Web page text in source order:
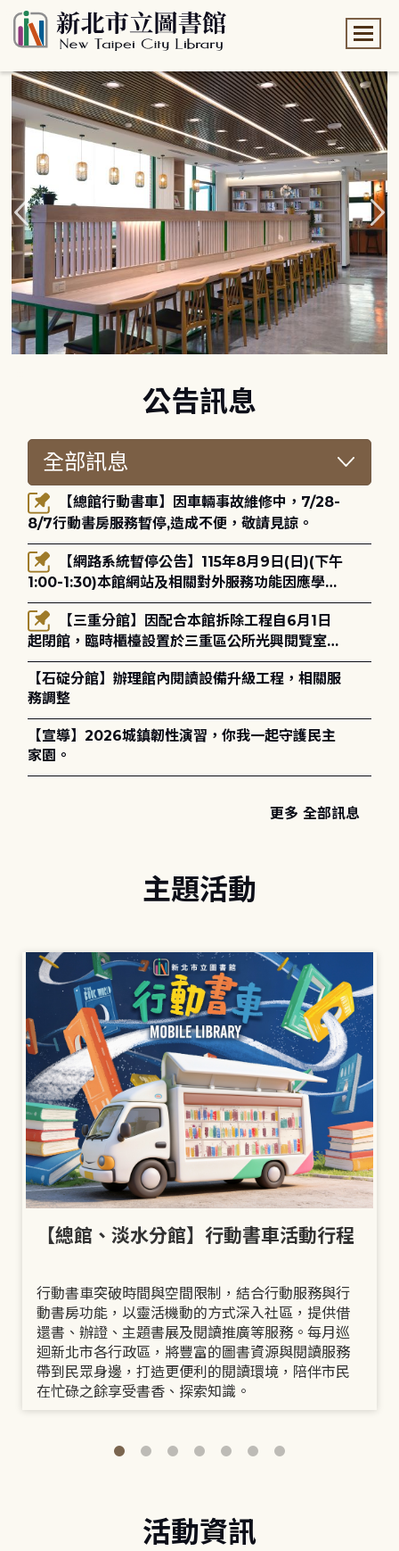
公告訊息
8/7行動書房服務暫停,造成不便，敬請見諒。
1:00-1:30)本館網站及相關對外服務功能因應學術
網路升級更新將暫停服務。
起閉館，臨時櫃檯設置於三重區公所光興閱覽室，
造成不便，敬請見諒。
【石碇分館】辦理館內閱讀設備升級工程，相關服
務調整
【宣導】2026城鎮韌性演習，你我一起守護民主
家園。
更多 全部訊息
主題活動
【總館、淡水分館】行動書車活動行程
行動書車突破時間與空間限制，結合行動服務與行
動書房功能，以靈活機動的方式深入社區，提供借
還書、辦證、主題書展及閱讀推廣等服務。每月巡
迴新北市各行政區，將豐富的圖書資源與閱讀服務
帶到民眾身邊，打造更便利的閱讀環境，陪伴市民
在忙碌之餘享受書香、探索知識。
活動資訊